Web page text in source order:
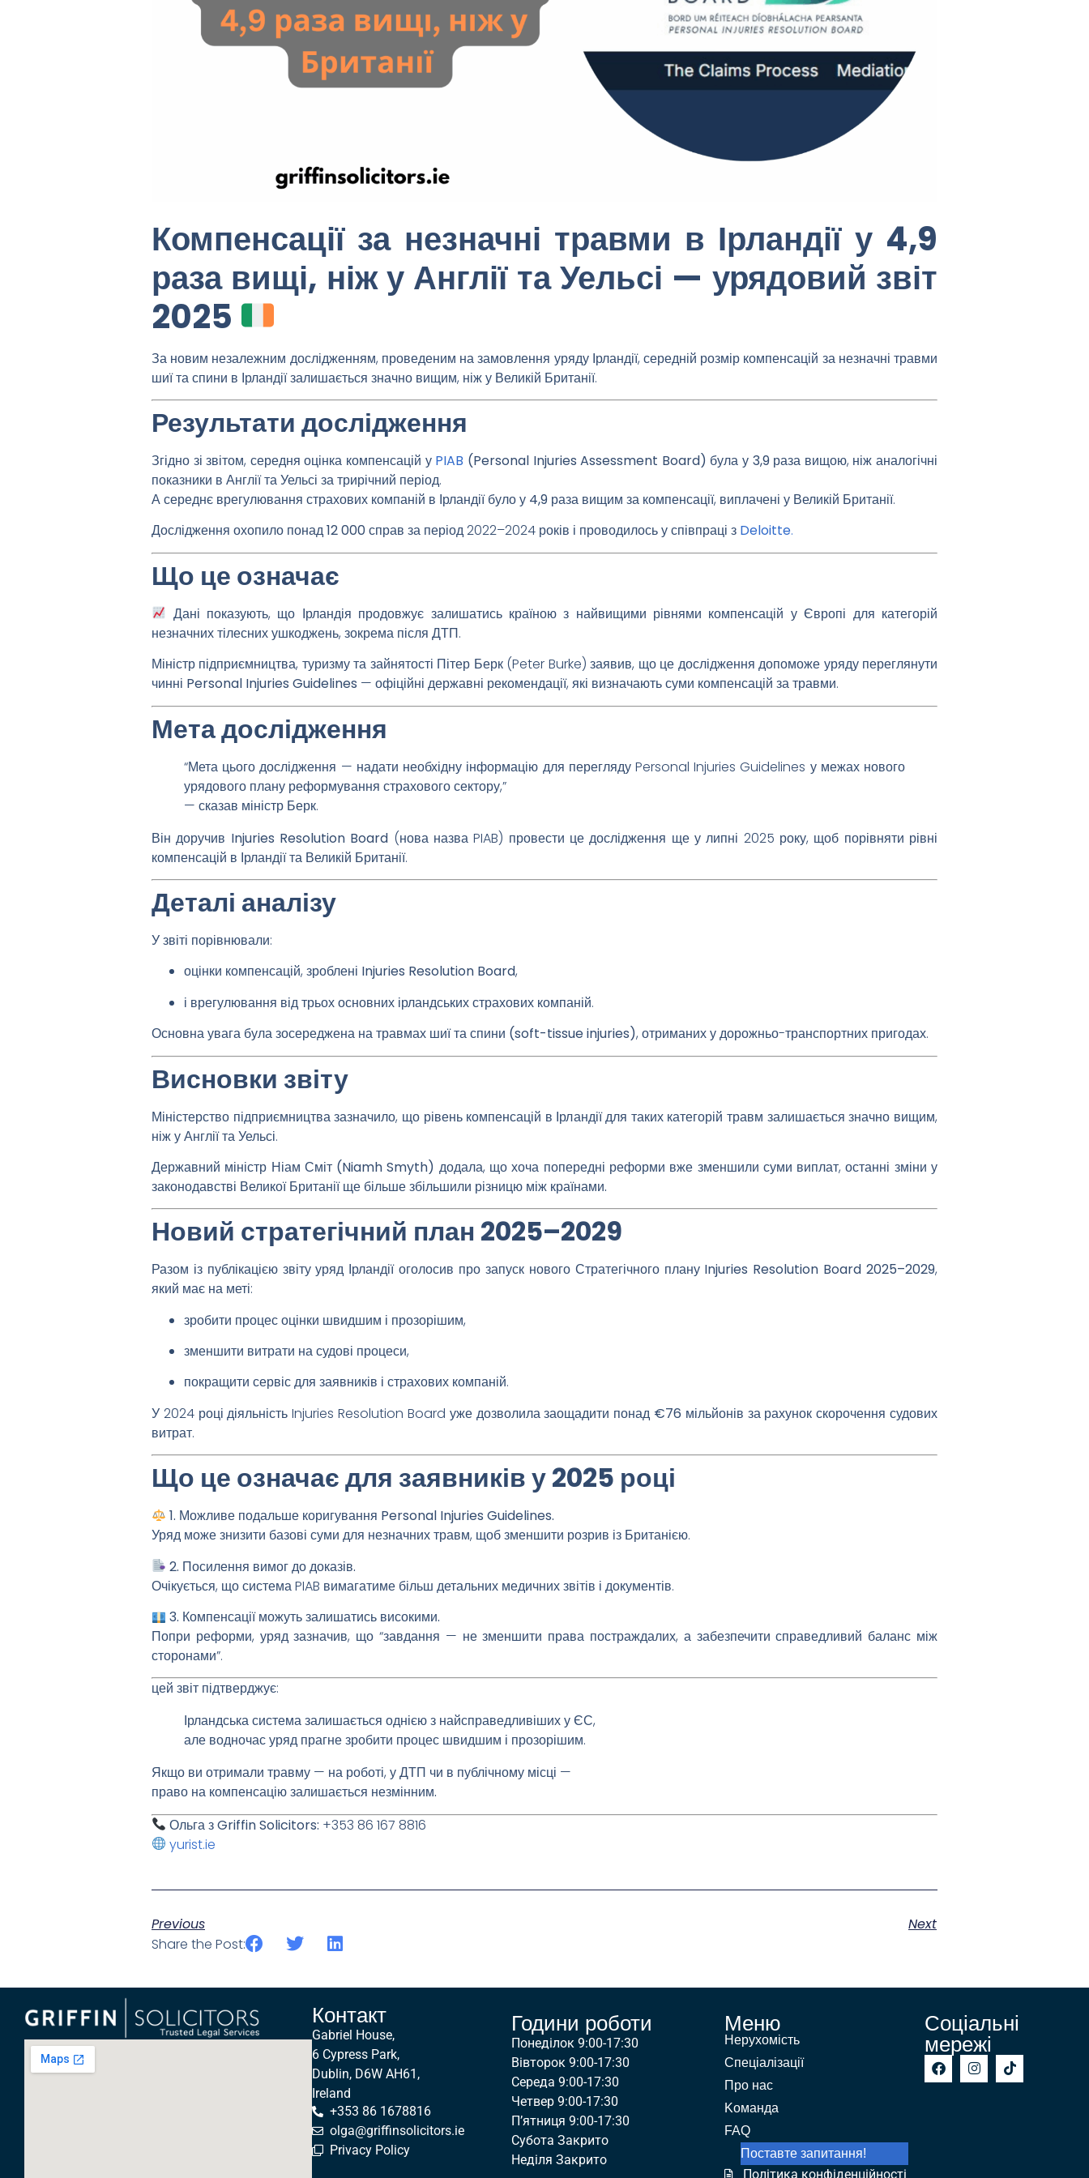
Компенсації за незначні травми в Ірландії у 4,9
раза вищі, ніж у Англії та Уельсі — урядовий звіт
2025
За новим незалежним дослідженням, проведеним на замовлення уряду Ірландії, середній розмір компенсацій за незначні травми
шиї та спини в Ірландії залишається значно вищим, ніж у Великій Британії.
Результати дослідження
Згідно зі звітом, середняоцінка компенсацій у PIAB (Personal Injuries Assessment Board) була у 3,9 раза вищою, ніж аналогічні
показники в Англії та Уельсі за трирічний період.
А середнє врегулювання страхових компаній в Ірландії булоу 4,9 раза вищим за компенсації, виплачені у Великій Британії.
Дослідження охопило понад 12 000 справ за період 2022–2024 років і проводилось у співпраці з Deloitte.
Що це означає
Дані показують, що Ірландія продовжує залишатись країною з найвищими рівнями компенсацій у Європі для категорій
незначних тілесних ушкоджень, зокрема після ДТП.
Міністр підприємництва, туризму та зайнятості Пітер Берк(Peter Burke) заявив, що це дослідження допоможе уряду переглянути
чинні Personal Injuries Guidelines — офіційні державні рекомендації, які визначають суми компенсацій за травми.
Мета дослідження
“Мета цього дослідження — надати необхідну інформацію для перегляду Personal Injuries Guidelines у межах нового
урядового плану реформування страхового сектору,”
— сказав міністр Берк.
Він доручив Injuries Resolution Board (нова назва PIAB) провести це дослідження ще у липні 2025 року, щоб порівняти рівні
компенсацій в Ірландії та Великій Британії.
Деталі аналізу
У звіті порівнювали:
оцінки компенсацій, зроблені Injuries Resolution Board,
і врегулювання від трьох основних ірландських страхових компаній.
Основна увага була зосереджена натравмах шиї та спини (soft-tissue injuries), отриманих у дорожньо-транспортних пригодах.
Висновки звіту
Міністерство підприємництва зазначило, що рівень компенсацій в Ірландії для таких категорій травм залишається значно вищим,
ніж у Англії та Уельсі.
Державний міністр Ніам Сміт (Niamh Smyth) додала, що хоча попередні реформи вже зменшили суми виплат,останні зміни у
законодавстві Великої Британії ще більше збільшили різницю між країнами.
Новий стратегічний план 2025–2029
Разом із публікацією звіту уряд Ірландії оголосив про запуск нового Стратегічного плану Injuries Resolution Board 2025–2029,
який має на меті:
зробити процес оцінки швидшим і прозорішим,
зменшити витрати на судові процеси,
покращити сервіс для заявників і страхових компаній.
У 2024 році діяльність Injuries Resolution Board уже дозволила заощадити понад €76 мільйонів за рахунок скорочення судових
витрат.
Що це означає для заявників у 2025 році
1. Можливе подальше коригування Personal Injuries Guidelines.
Уряд може знизити базові суми для незначних травм, щоб зменшити розрив із Британією.
2. Посилення вимог до доказів.
Очікується, що система PIAB вимагатиме більш детальних медичних звітів і документів.
3. Компенсації можуть залишатись високими.
Попри реформи, уряд зазначив, що “завдання — не зменшити права постраждалих, а забезпечити справедливий баланс між
сторонами”.
цей звіт підтверджує:
Ірландська система залишається однією з найсправедливіших у ЄС,
але водночас уряд прагне зробити процес швидшим і прозорішим.
Якщо ви отримали травму — на роботі, у ДТП чи в публічному місці —
право на компенсацію залишається незмінним.
Ольга з Griffin Solicitors: +353 86 167 8816
yurist.ie
Previous
Next
Share the Post:
Контакт
Gabriel House,
6 Cypress Park,
Dublin, D6W AH61,
Ireland
+353 86 1678816
olga@griffinsolicitors.ie
Privacy Policy
Години роботи
Понеділок 9:00-17:30
Вівторок 9:00-17:30
Середа 9:00-17:30
Четвер 9:00-17:30
П’ятниця 9:00-17:30
Субота Закрито
Неділя Закрито
Меню
Нерухомість
Спеціалізації
Про нас
Kоманда
FAQ
Поставте запитання!
Політика конфіденційності
Соціальні
мережі